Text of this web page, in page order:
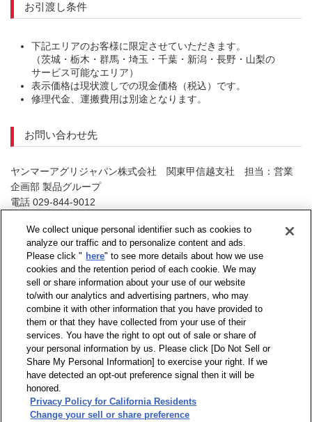
お引渡し条件
下記エリアのお客様に限定させていただきます。
（茨城・栃木・群馬・埼玉・千葉・新潟・長野・山梨の
サービス可能なエリア）
表示価格は現状渡しでの現金価格（税込）です。
修理代金、運搬費用は別途となります。
お問い合わせ先
ヤンマーアグリジャパン株式会社 関東甲信越支社 担当：営業
企画部 製品グループ
電話 029-844-9012
00）We collect unique personal identifier such as cookies to
analyze our traffic and to personalize content and ads.
Please click " here" to see more details about how we use
cookies and the retention period of each cookie. We may
sell or share information about your use of our website
to/with our analytics and advertising partners, who may
combine it with other information that you have provided to
them or that they have collected from your use of their
services. You have the right to opt out of sale or share of
your personal information by us. Please click [Do Not Sell or
Share My Personal Information] to exercise your right. If we
have detected an opt-out preference signal then it will be
honored.
Privacy Policy for California Residents
Change your sell or share preference